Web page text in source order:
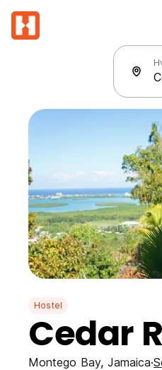
Hostel
Cedar
Montego Bay, Jamaica